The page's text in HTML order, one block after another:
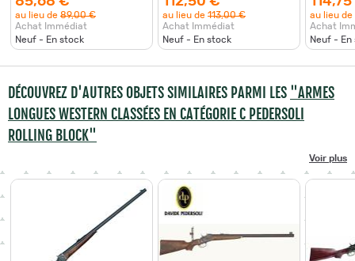
au lieu de 89,00 €
Achat Immédiat
Neuf - En stock
au lieu de 113,00 €
Achat Immédiat
Neuf - En stock
au lieu de
Achat
Neuf - En
DÉCOUVREZ D'AUTRES OBJETS SIMILAIRES PARMI LES "ARMES
LONGUES WESTERN CLASSÉES EN CATÉGORIE C PEDERSOLI
ROLLING BLOCK"
Voir plus